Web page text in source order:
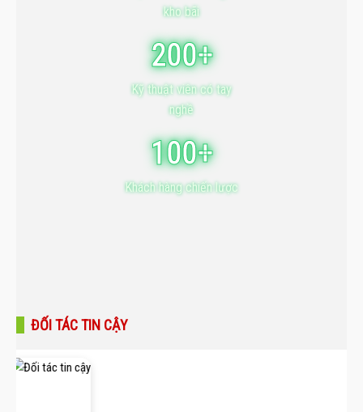
kho bãi
200+
Kỹ thuật viên có tay
nghề
100+
Khách hàng chiến lược
ĐỐI TÁC TIN CẬY